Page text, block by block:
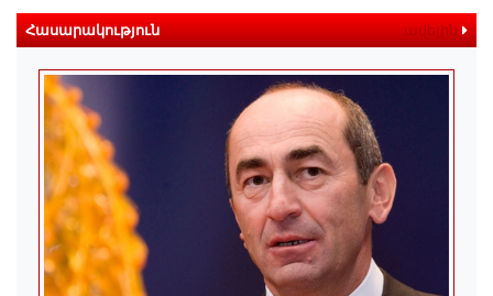
Հասարակություն ավելին